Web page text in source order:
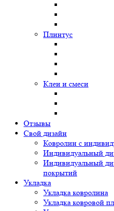
Плинтус
Клеи и смеси
Отзывы
Свой дизайн
Ковролин с
Индивидуальный
Индивидуальный
покрытий
Укладка
Укладка ковролина
Укладка ковровой